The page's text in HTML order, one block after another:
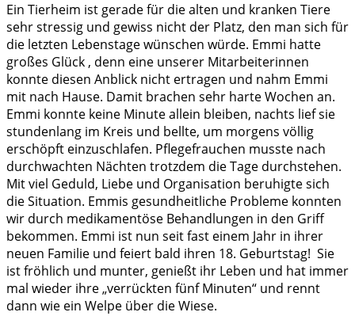
Ein Tierheim ist gerade für die alten und kranken Tiere
sehr stressig und gewiss nicht der Platz, den man sich für
die letzten Lebenstage wünschen würde. Emmi hatte
großes Glück , denn eine unserer Mitarbeiterinnen
konnte diesen Anblick nicht ertragen und nahm Emmi
mit nach Hause. Damit brachen sehr harte Wochen an.
Emmi konnte keine Minute allein bleiben, nachts lief sie
stundenlang im Kreis und bellte, um morgens völlig
erschöpft einzuschlafen. Pflegefrauchen musste nach
durchwachten Nächten trotzdem die Tage durchstehen.
Mit viel Geduld, Liebe und Organisation beruhigte sich
die Situation. Emmis gesundheitliche Probleme konnten
wir durch medikamentöse Behandlungen in den Griff
bekommen. Emmi ist nun seit fast einem Jahr in ihrer
neuen Familie und feiert bald ihren 18. Geburtstag! Sie
ist fröhlich und munter, genießt ihr Leben und hat immer
mal wieder ihre „verrückten fünf Minuten“ und rennt
dann wie ein Welpe über die Wiese.